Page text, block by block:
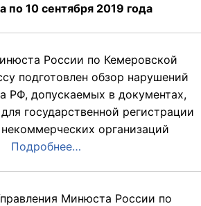
по 10 сентября 2019 года
России по Кемеровской
подготовлен обзор нарушений
РФ, допускаемых в документах,
государственной регистрации
организаций
Подробнее…
Минюста России по